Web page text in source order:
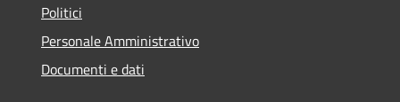
Politici
Personale Amministrativo
Documenti e dati